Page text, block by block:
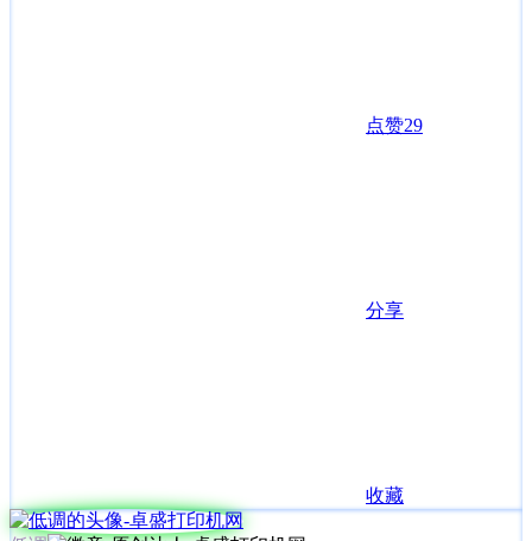
点赞29
分享
收藏